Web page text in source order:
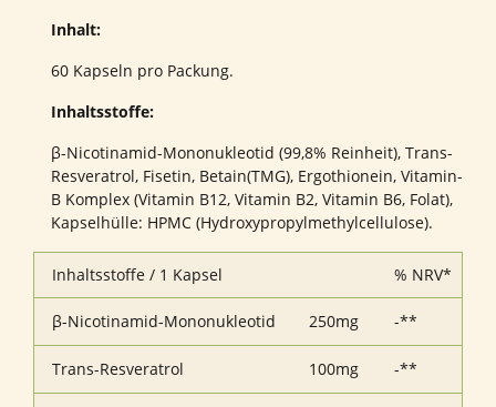
Inhalt:
60 Kapseln pro Packung.
Inhaltsstoffe:
β-Nicotinamid-Mononukleotid (99,8% Reinheit), Trans-
Resveratrol, Fisetin, Betain(TMG), Ergothionein, Vitamin-
B Komplex (Vitamin B12, Vitamin B2, Vitamin B6, Folat),
Kapselhülle: HPMC (Hydroxypropylmethylcellulose).
Inhaltsstoffe / 1 Kapsel % NRV*
β-Nicotinamid-Mononukleotid 250mg -**
Trans-Resveratrol 100mg -**